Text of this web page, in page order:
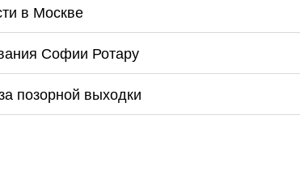
в Москве
Софии Ротару
позорной выходки